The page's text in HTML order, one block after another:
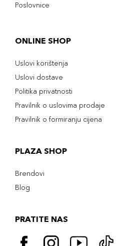
Poslovnice
ONLINE SHOP
Uslovi korištenja
Uslovi dostave
Politika privatnosti
Pravilnik o uslovima prodaje
Pravilnik o formiranju cijena
PLAZA SHOP
Brendovi
Blog
PRATITE NAS